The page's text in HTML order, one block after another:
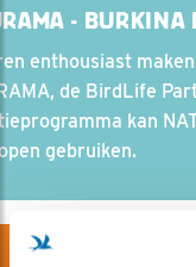
- BURKINA
enthousiast
de BirdLife
kan
gebruiken.